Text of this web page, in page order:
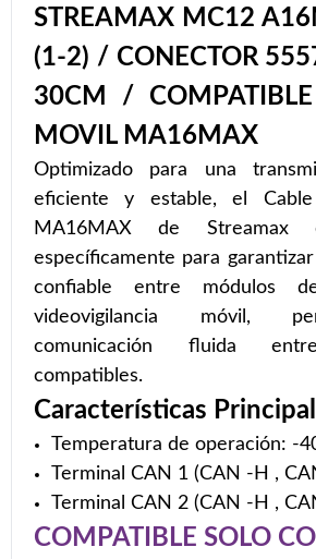
STREAMAX MC12
(1-2) / CONECTOR
30CM /
MOVIL MA16MAX
Optimizado para una
eficiente y estable, el
MA16MAX de Streamax
específicamente para
confiable entre módulos
videovigilancia móvil,
comunicación fluida
compatibles.
Características
Temperatura de operación: -
Terminal CAN 1 (CAN -H ,
Terminal CAN 2 (CAN -H ,
COMPATIBLE SOLO